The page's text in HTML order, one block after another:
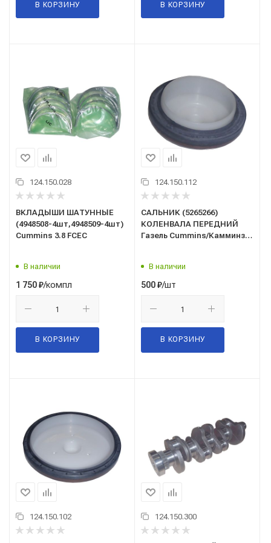
В КОРЗИНУ В КОРЗИНУ
124.150.028
ВКЛАДЫШИ ШАТУННЫЕ
(4948508-4шт,4948509-4шт)
Cummins 3.8 FCEC
В наличии
1 750₽/компл
В КОРЗИНУ
124.150.112
САЛЬНИК (5265266)
КОЛЕНВАЛА ПЕРЕДНИЙ
Газель Cummins/Камминз
В наличии
500₽/шт
В КОРЗИНУ
124.150.102 124.150.300